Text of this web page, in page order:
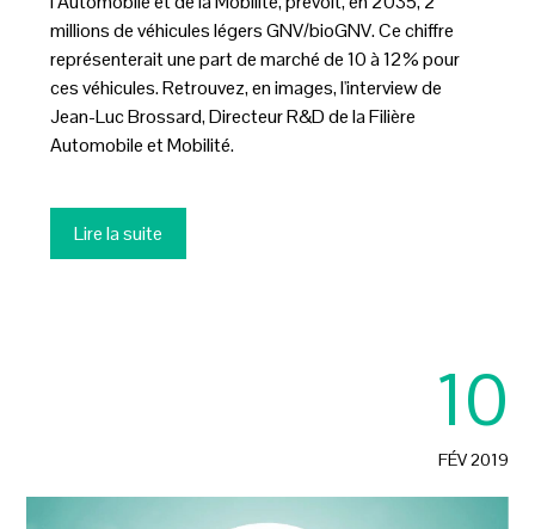
millions de véhicules légers GNV/bioGNV. Ce chiffre
représenterait une part de marché de 10 à 12% pour
ces véhicules. Retrouvez, en images, l'interview de
Jean-Luc Brossard, Directeur R&D de la Filière
Automobile et Mobilité.
Lire la suite
10
FÉV 2019